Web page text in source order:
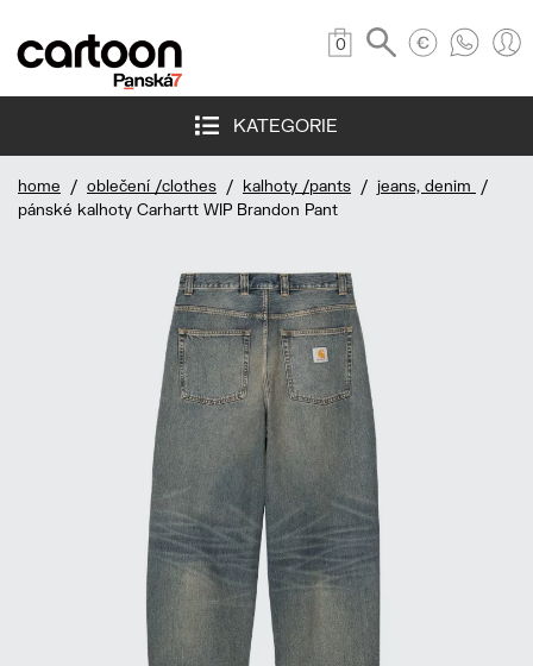
0
KATEGORIE
home / oblečení /clothes / kalhoty /pants / jeans, denim
/
pánské kalhoty Carhartt WIP Brandon Pant